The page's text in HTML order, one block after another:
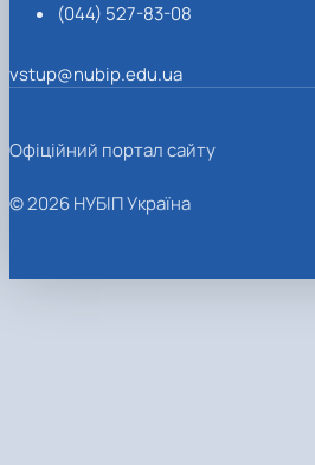
(044) 527-83-08
vstup@nubip.edu.ua
Офіційний портал сайту
© 2026 НУБІП Україна